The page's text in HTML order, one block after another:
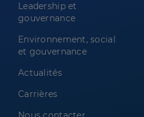
Leadership et
gouvernance
Environnement, social
et gouvernance
Actualités
Carrières